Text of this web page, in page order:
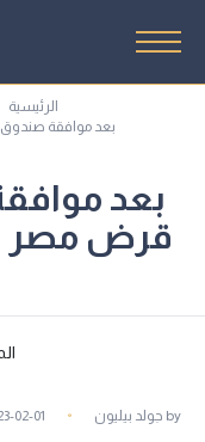
الرئيسية
بعد موافقة
بعد
قرض مصر
by جولد بيليون 02-01